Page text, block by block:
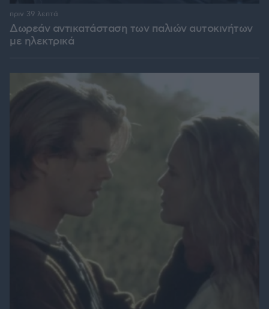
Δωρεάν αντικατάσταση των παλιών αυτοκινήτων
με ηλεκτρικά
πριν 39 λεπτά